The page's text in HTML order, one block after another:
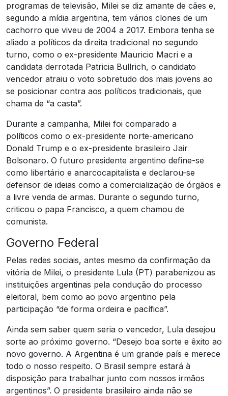
programas de televisão, Milei se diz amante de cães e,
segundo a mídia argentina, tem vários clones de um
cachorro que viveu de 2004 a 2017. Embora tenha se
aliado a políticos da direita tradicional no segundo
turno, como o ex-presidente Mauricio Macri e a
candidata derrotada Patricia Bullrich, o candidato
vencedor atraiu o voto sobretudo dos mais jovens ao
se posicionar contra aos políticos tradicionais, que
chama de “a casta”.
Durante a campanha, Milei foi comparado a
políticos como o ex-presidente norte-americano
Donald Trump e o ex-presidente brasileiro Jair
Bolsonaro. O futuro presidente argentino define-se
como libertário e anarcocapitalista e declarou-se
defensor de ideias como a comercialização de órgãos e
a livre venda de armas. Durante o segundo turno,
criticou o papa Francisco, a quem chamou de
comunista.
Governo Federal
Pelas redes sociais, antes mesmo da confirmação da
vitória de Milei, o presidente Lula (PT) parabenizou as
instituições argentinas pela condução do processo
eleitoral, bem como ao povo argentino pela
participação “de forma ordeira e pacífica”.
Ainda sem saber quem seria o vencedor, Lula desejou
sorte ao próximo governo. “Desejo boa sorte e êxito ao
novo governo. A Argentina é um grande país e merece
todo o nosso respeito. O Brasil sempre estará à
disposição para trabalhar junto com nossos irmãos
argentinos”. O presidente brasileiro ainda não se